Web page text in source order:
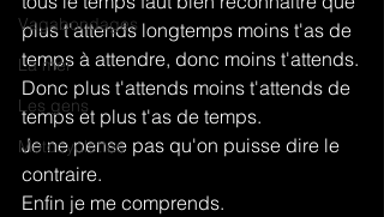
Vagabondages
La mer
Les gens
Motocyclettes
plus t'attends longtemps moins t'as de
temps à attendre, donc moins t'attends.
Donc plus t'attends moins t'attends de
temps et plus t'as de temps.
Je ne pense pas qu'on puisse dire le
contraire.
Enfin je me comprends.